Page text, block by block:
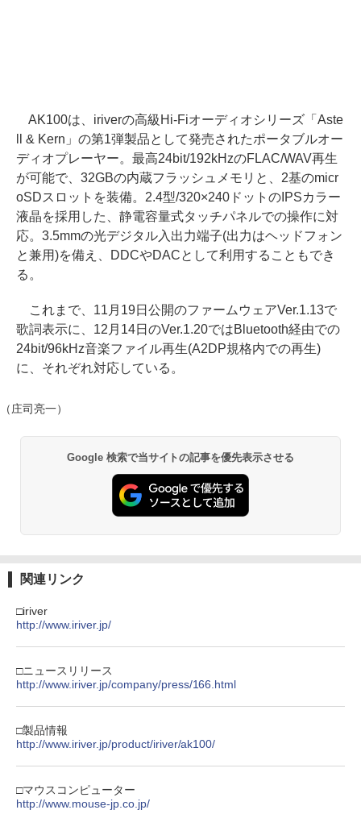
AK100は、iriverの高級Hi-Fiオーディオシリーズ「Aste
ll & Kern」の第1弾製品として発売されたポータブルオー
ディオプレーヤー。最高24bit/192kHzのFLAC/WAV再生
が可能で、32GBの内蔵フラッシュメモリと、2基のmicr
oSDスロットを装備。2.4型/320×240ドットのIPSカラー
液晶を採用した、静電容量式タッチパネルでの操作に対
応。3.5mmの光デジタル入出力端子(出力はヘッドフォン
と兼用)を備え、DDCやDACとして利用することもでき
る。
これまで、11月19日公開のファームウェアVer.1.13で
歌詞表示に、12月14日のVer.1.20ではBluetooth経由での
24bit/96kHz音楽ファイル再生(A2DP規格内での再生)
に、それぞれ対応している。
（庄司亮一）
Google 検索で当サイトの記事を優先表示させる
関連リンク
□iriver
http://www.iriver.jp/
□ニュースリリース
http://www.iriver.jp/company/press/166.html
□製品情報
http://www.iriver.jp/product/iriver/ak100/
□マウスコンピューター
http://www.mouse-jp.co.jp/